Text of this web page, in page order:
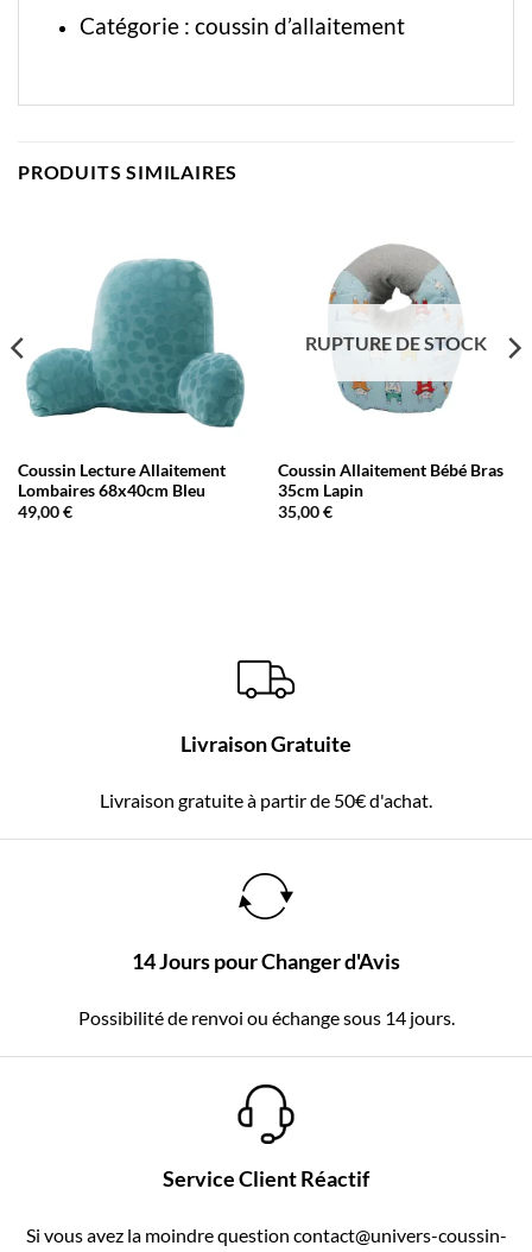
Catégorie : coussin d’allaitement
PRODUITS SIMILAIRES
Coussin Lecture Allaitement
Lombaires 68x40cm Bleu
49,00€
RUPTURE DE STOCK
Coussin Allaitement Bébé Bras
35cm Lapin
35,00€
Livraison Gratuite
Livraison gratuite à partir de 50€ d'achat.
14 Jours pour Changer d'Avis
Possibilité de renvoi ou échange sous 14 jours.
Service Client Réactif
Si vous avez la moindre question contact@univers-coussin-